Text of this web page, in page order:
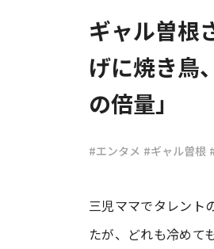
ギャル曽根
げに焼き鳥
の倍量」
#エンタメ #ギャル曽根
三児ママでタレント
たが、どれも冷めて